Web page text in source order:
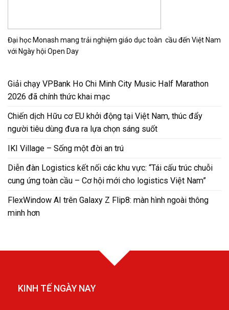
Đại học Monash mang trải nghiệm giáo dục toàn cầu đến Việt Nam
với Ngày hội Open Day
Giải chạy VPBank Ho Chi Minh City Music Half Marathon
2026 đã chính thức khai mạc
Chiến dịch Hữu cơ EU khởi động tại Việt Nam, thúc đẩy
người tiêu dùng đưa ra lựa chọn sáng suốt
IKI Village – Sống một đời an trú
Diễn đàn Logistics kết nối các khu vực: “Tái cấu trúc chuỗi
cung ứng toàn cầu – Cơ hội mới cho logistics Việt Nam”
FlexWindow AI trên Galaxy Z Flip8: màn hình ngoài thông
minh hơn
KINH TẾ NGÀY NAY